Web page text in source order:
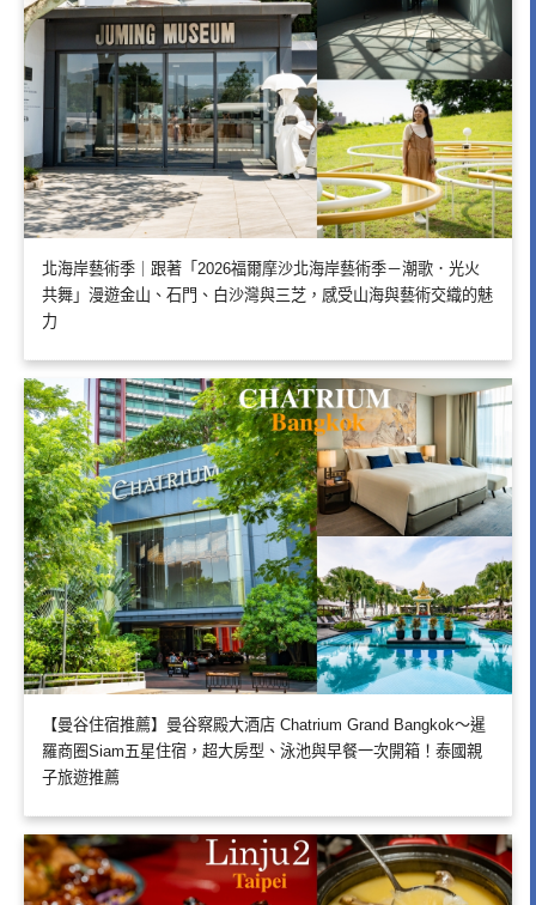
北海岸藝術季｜跟著「2026福爾摩沙北海岸藝術季－潮歌．光火
共舞」漫遊金山、石門、白沙灣與三芝，感受山海與藝術交織的魅
力
【曼谷住宿推薦】曼谷察殿大酒店 Chatrium Grand Bangkok～暹
羅商圈Siam五星住宿，超大房型、泳池與早餐一次開箱！泰國親
子旅遊推薦